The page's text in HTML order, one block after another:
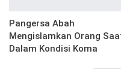
Pangersa Abah
Mengislamkan Orang
Dalam Kondisi Koma